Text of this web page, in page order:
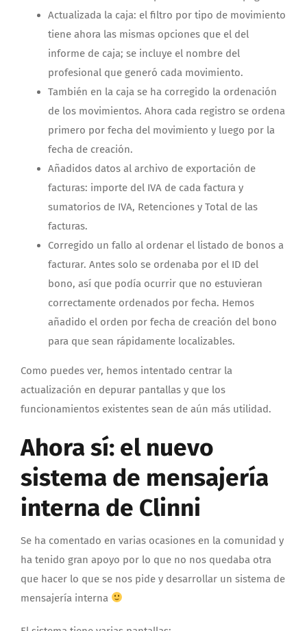
Actualizada la caja: el filtro por tipo de movimiento
tiene ahora las mismas opciones que el del
informe de caja; se incluye el nombre del
profesional que generó cada movimiento.
También en la caja se ha corregido la ordenación
de los movimientos. Ahora cada registro se ordena
primero por fecha del movimiento y luego por la
fecha de creación.
Añadidos datos al archivo de exportación de
facturas: importe del IVA de cada factura y
sumatorios de IVA, Retenciones y Total de las
facturas.
Corregido un fallo al ordenar el listado de bonos a
facturar. Antes solo se ordenaba por el ID del
bono, así que podía ocurrir que no estuvieran
correctamente ordenados por fecha. Hemos
añadido el orden por fecha de creación del bono
para que sean rápidamente localizables.
Como puedes ver, hemos intentado centrar la
actualización en depurar pantallas y que los
funcionamientos existentes sean de aún más utilidad.
Ahora sí: el nuevo
sistema de mensajería
interna de Clinni
Se ha comentado en varias ocasiones en la comunidad y
ha tenido gran apoyo por lo que no nos quedaba otra
que hacer lo que se nos pide y desarrollar un sistema de
mensajería interna